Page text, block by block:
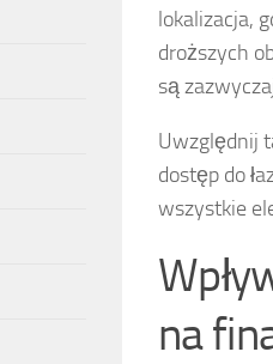
lokalizacja,
droższych
są
Uwzględnij
dostęp do
wszystkie
na